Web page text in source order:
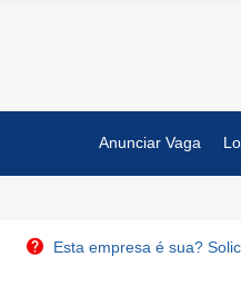
Anunciar Vaga
Esta empresa é sua?